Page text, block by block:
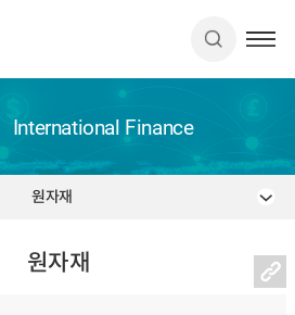
International Finance
원자재
원자재